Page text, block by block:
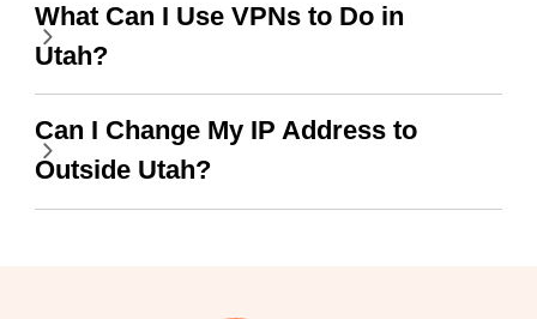
What Can I Use VPNs to Do in
Utah?
Can I Change My IP Address to
Outside Utah?